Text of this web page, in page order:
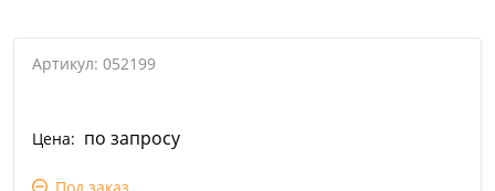
Артикул: 052199
Цена: по запросу
Под заказ